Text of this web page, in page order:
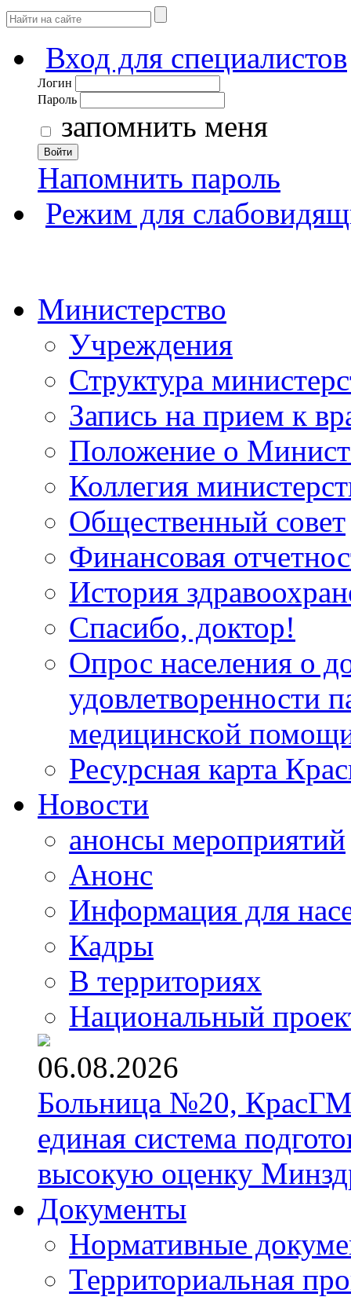
Вход для специалистов
Логин
Пароль
запомнить меня
Войти
Напомнить пароль
Режим для
Министерство
Учреждения
Структура
Запись на прием к
Положение о
Коллегия
Общественный совет
Финансовая
История
Спасибо, доктор!
Опрос населения о
удовлетворенности
медицинской
Ресурсная карта
Новости
анонсы мероприятий
Анонс
Информация для
Кадры
В территориях
Национальный
06.08.2026
Больница №20,
единая система
высокую оценку
Документы
Нормативные
Территориальная